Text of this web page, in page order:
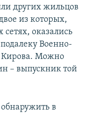
других жильцов
из которых,
сетях, оказались
Военно-
Можно
– выпускник той
в